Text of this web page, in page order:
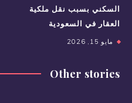
السكني بسبب نقل ملكية
العقار في السعودية
مايو 15, 2026
Other stories